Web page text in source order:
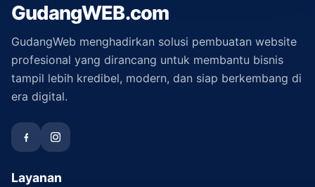
GudangWEB.com
GudangWeb menghadirkan solusi pembuatan website
profesional yang dirancang untuk membantu bisnis
tampil lebih kredibel, modern, dan siap berkembang di
era digital.
Layanan